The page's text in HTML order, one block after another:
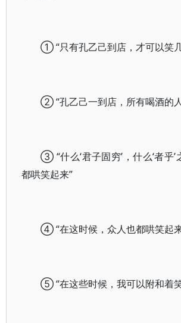
① “只有孔乙己到店，才可以笑
② “孔乙己一到店，所有喝酒的
③ “什么‘君子固穷’，什么‘者乎
都哄笑起来”
④ “在这时候，众人也都哄笑起
⑤ “在这些时候，我可以附和着